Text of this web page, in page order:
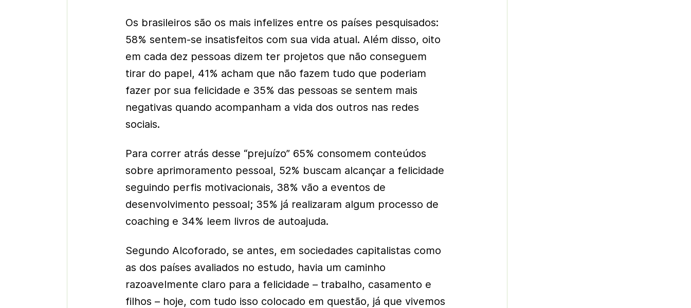
Os brasileiros são os mais infelizes entre os países pesquisados:
58% sentem-se insatisfeitos com sua vida atual. Além disso, oito
em cada dez pessoas dizem ter projetos que não conseguem
tirar do papel, 41% acham que não fazem tudo que poderiam
fazer por sua felicidade e 35% das pessoas se sentem mais
negativas quando acompanham a vida dos outros nas redes
sociais.
Para correr atrás desse “prejuízo” 65% consomem conteúdos
sobre aprimoramento pessoal, 52% buscam alcançar a felicidade
seguindo perfis motivacionais, 38% vão a eventos de
desenvolvimento pessoal; 35% já realizaram algum processo de
coaching e 34% leem livros de autoajuda.
Segundo Alcoforado, se antes, em sociedades capitalistas como
as dos países avaliados no estudo, havia um caminho
razoavelmente claro para a felicidade – trabalho, casamento e
filhos – hoje, com tudo isso colocado em questão, já que vivemos